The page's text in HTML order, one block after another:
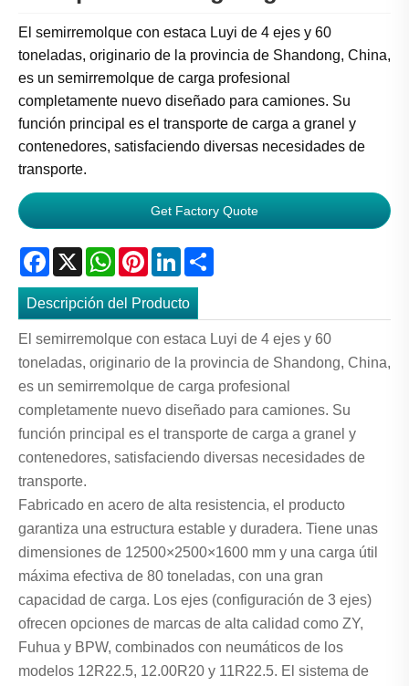
El semirremolque con estaca Luyi de 4 ejes y 60
toneladas, originario de la provincia de Shandong, China,
es un semirremolque de carga profesional
completamente nuevo diseñado para camiones. Su
función principal es el transporte de carga a granel y
contenedores, satisfaciendo diversas necesidades de
transporte.
Get Factory Quote
Facebook
X WhatsApp
PinterestLinkedIn
Descripción del Producto
El semirremolque con estaca Luyi de 4 ejes y 60
toneladas, originario de la provincia de Shandong, China,
es un semirremolque de carga profesional
completamente nuevo diseñado para camiones. Su
función principal es el transporte de carga a granel y
contenedores, satisfaciendo diversas necesidades de
transporte.
Fabricado en acero de alta resistencia, el producto
garantiza una estructura estable y duradera. Tiene unas
dimensiones de 12500×2500×1600 mm y una carga útil
máxima efectiva de 80 toneladas, con una gran
capacidad de carga. Los ejes (configuración de 3 ejes)
ofrecen opciones de marcas de alta calidad como ZY,
Fuhua y BPW, combinados con neumáticos de los
modelos 12R22.5, 12.00R20 y 11R22.5. El sistema de